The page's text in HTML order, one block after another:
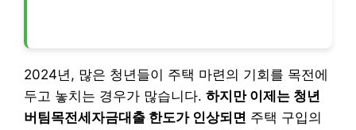
2024년, 많은 청년들이 주택 마련의 기회를 목전에
두고 놓치는 경우가 많습니다. 하지만 이제는 청년
버팀목전세자금대출 한도가 인상되면 주택 구입의